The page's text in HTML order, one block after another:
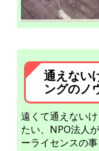
通えない
ングのノ
遠くて通えない
たい、NPO法人
ーライセンスの